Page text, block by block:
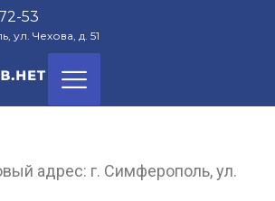
53
ул. Чехова, д. 51
адрес: г. Симферополь, ул.